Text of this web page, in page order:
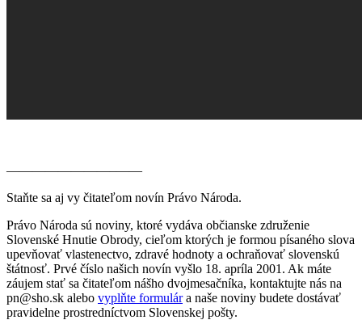
————————–——
Staňte sa aj vy čitateľom novín Právo Národa.
Právo Národa sú noviny, ktoré vydáva občianske združenie
Slovenské Hnutie Obrody, cieľom ktorých je formou písaného slova
upevňovať vlastenectvo, zdravé hodnoty a ochraňovať slovenskú
štátnosť. Prvé číslo našich novín vyšlo 18. apríla 2001. Ak máte
záujem stať sa čitateľom nášho dvojmesačníka, kontaktujte nás na
pn@sho.sk alebo vyplňte formulára naše noviny budete dostávať
pravidelne prostredníctvom Slovenskej pošty.